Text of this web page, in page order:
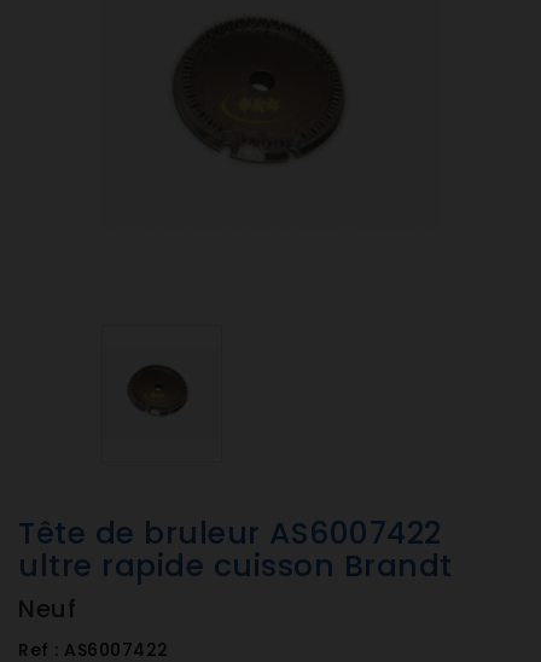
Tête de bruleur AS6007422
ultre rapide cuisson Brandt
Neuf
Ref : AS6007422